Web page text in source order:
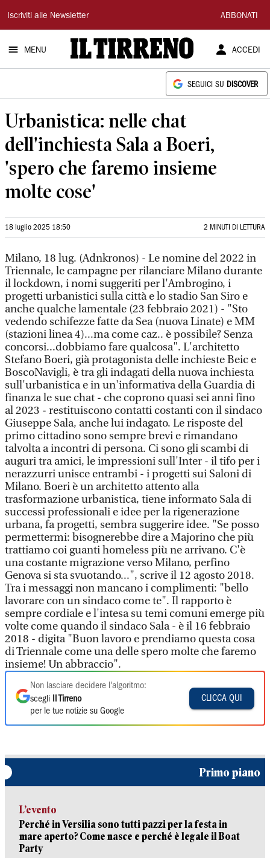
Il
Tirreno
Iscriviti alle Newsletter ABBONATI
MENU ACCEDI
SEGUICI SU DISCOVER
Urbanistica: nelle chat
dell'inchiesta Sala a Boeri,
'spero che faremo insieme
molte cose'
18 luglio 2025 18:50 2 MINUTI DI LETTURA
Milano, 18 lug. (Adnkronos) - Le nomine del 2022 in
Triennale, le campagne per rilanciare Milano durante
il lockdown, i nomi suggeriti per l'Ambrogino, i
progetti urbanistici sulla città e lo stadio San Siro e
anche qualche lamentale (23 febbraio 2021) - "Sto
vedendo schifezze fatte da Sea (nuova Linate) e MM
(stazioni linea 4)...ma come caz.. è possibile? Senza
concorsi...dobbiamo fare qualcosa". L'architetto
Stefano Boeri, già protagonista delle inchieste Beic e
BoscoNavigli, è tra gli indagati della nuova inchiesta
sull'urbanistica e in un'informativa della Guardia di
finanza le sue chat - che coprono quasi sei anni fino
al 2023 - restituiscono contatti costanti con il sindaco
Giuseppe Sala, anche lui indagato. Le risposte del
primo cittadino sono sempre brevi e rimandano
talvolta a incontri di persona. Ci sono gli scambi di
auguri tra amici, le impressioni sull'Inter - il tifo per i
nerazzurri unisce entrambi - i progetti sui Saloni di
Milano. Boeri è un architetto attento alla
trasformazione urbanistica, tiene informato Sala di
successi professionali e idee per la rigenerazione
urbana, fa progetti, sembra suggerire idee. "Se posso
permettermi: bisognerebbe dire a Majorino che più
trattiamo coi guanti homeless più ne arrivano. C'è
una costante migrazione verso Milano, perfino
Genova si sta svuotando...", scrive il 12 agosto 2018.
Tra i messaggi non mancano i complimenti: "bello
lavorare con un sindaco come te". Il rapporto è
sempre cordiale e l'intesa su temi comuni emerge più
volte come quando il sindaco Sala - è il 16 febbraio
2018 - digita "Buon lavoro e prendiamo questa cosa
di Triennale come una delle spero molte che faremo
insieme! Un abbraccio".
Non lasciare decidere l'algoritmo:
scegli
Il Tirreno
per le tue notizie su Google
CLICCA QUI
Primo piano
L’evento
Perché in Versilia sono tutti pazzi per la festa in
mare aperto? Come nasce e perché è legale il Boat
Party